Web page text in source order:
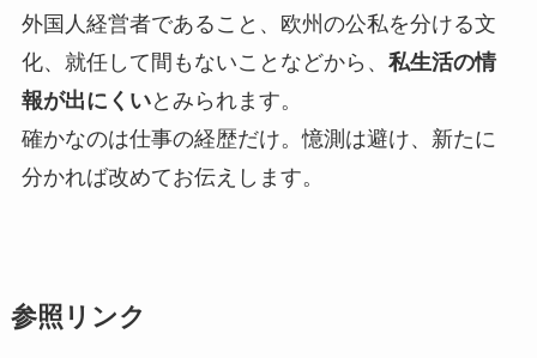
外国人経営者であること、欧州の公私を分ける文
化、就任して間もないことなどから、 私生活の情
報が出にくいとみられます。
確かなのは仕事の経歴だけ。憶測は避け、新たに
分かれば改めてお伝えします。
参照リンク